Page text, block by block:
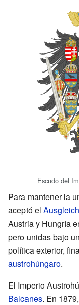
Escudo del
Para mantener la
aceptó el Ausgleich
Austria y Hungría
pero unidas bajo
política exterior,
austrohúngaro.
El Imperio
Balcanes. En